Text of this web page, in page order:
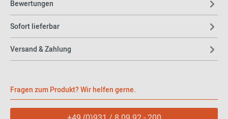
180 Jahren und übertrifft die nicht glucksenden Kopien in
Verarbeitung und Hochwertigkeit um Längen.
Material und Format
cm breit und 27 cm hoch und fasst 1,1 Liter.
Bewertungen
Sofort lieferbar
Versand & Zahlung
Fragen zum Produkt? Wir helfen gerne.